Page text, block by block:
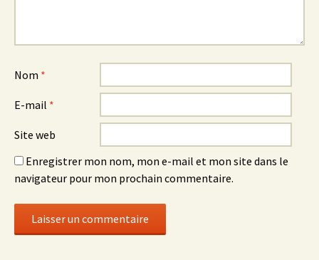
Nom *
E-mail *
Site web
Enregistrer mon nom, mon e-mail et mon site dans le
navigateur pour mon prochain commentaire.